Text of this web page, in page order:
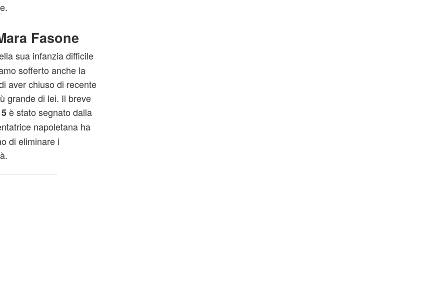
Fasone
sua infanzia difficile
sofferto anche la
aver chiuso di recente
grande di lei. Il breve
è stato segnato dalla
napoletana ha
di eliminare i